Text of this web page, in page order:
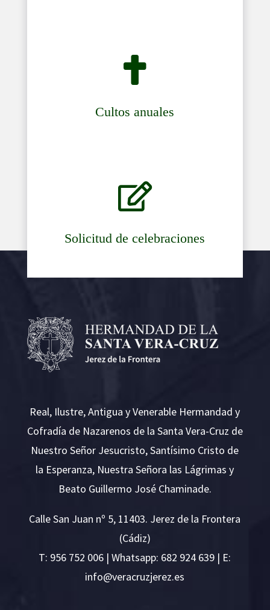

Cultos anuales

Solicitud de celebraciones
Real, Ilustre, Antigua y Venerable Hermandad y
Cofradía de Nazarenos de la Santa Vera-Cruz de
Nuestro Señor Jesucristo, Santísimo Cristo de
la Esperanza, Nuestra Señora las Lágrimas y
Beato Guillermo José Chaminade.
Calle San Juan nº 5, 11403. Jerez de la Frontera
(Cádiz)
T: 956 752 006 | Whatsapp: 682 924 639 | E:
se.ze
rejzu
rcare
v@ofn
i